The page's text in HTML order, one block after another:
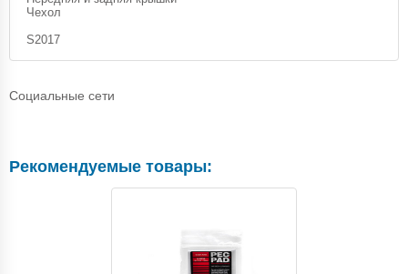
Чехол
S2017
Социальные сети
Рекомендуемые товары: